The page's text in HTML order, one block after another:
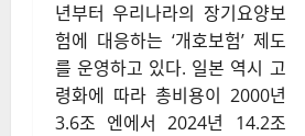
년부터 우리나라의 장기요양보
험에 대응하는 ‘개호보험’ 제도
를 운영하고 있다. 일본 역시 고
령화에 따라 총비용이 2000년
3.6조 엔에서 2024년 14.2조